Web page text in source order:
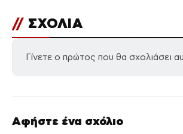
// ΣΧΟΛΙΑ
Γίνετε ο πρώτος που θα σχολιάσει
Αφήστε ένα σχόλιο